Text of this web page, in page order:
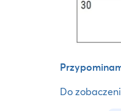
Do